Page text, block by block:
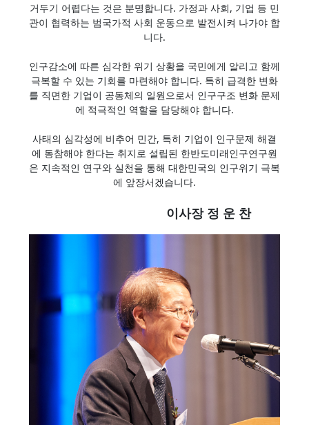
거두기 어렵다는 것은 분명합니다. 가정과 사회, 기업 등 민
관이 협력하는 범국가적 사회 운동으로 발전시켜 나가야 합
니다.
인구감소에 따른 심각한 위기 상황을 국민에게 알리고 함께
극복할 수 있는 기회를 마련해야 합니다. 특히 급격한 변화
를 직면한 기업이 공동체의 일원으로서 인구구조 변화 문제
에 적극적인 역할을 담당해야 합니다.
사태의 심각성에 비추어 민간, 특히 기업이 인구문제 해결
에 동참해야 한다는 취지로 설립된 한반도미래인구연구원
은 지속적인 연구와 실천을 통해 대한민국의 인구위기 극복
에 앞장서겠습니다.
이사장 정 운 찬